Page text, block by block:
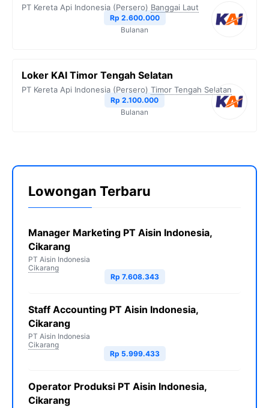
PT Kereta Api Indonesia (Persero) Banggai Laut
Rp 2.600.000
Bulanan
Loker KAI Timor Tengah Selatan
PT Kereta Api Indonesia (Persero) Timor Tengah Selatan
Rp 2.100.000
Bulanan
Lowongan Terbaru
Manager Marketing PT Aisin Indonesia,
Cikarang
PT Aisin Indonesia
Cikarang
Rp 7.608.343
Staff Accounting PT Aisin Indonesia,
Cikarang
PT Aisin Indonesia
Cikarang
Rp 5.999.433
Operator Produksi PT Aisin Indonesia,
Cikarang